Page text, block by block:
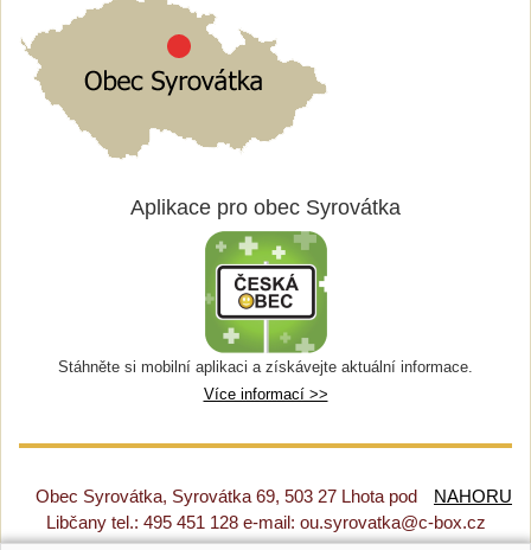
Aplikace pro obec Syrovátka
Stáhněte si mobilní aplikaci a získávejte aktuální informace.
Více informací >>
NAHORU
Obec Syrovátka, Syrovátka 69, 503 27 Lhota pod
Libčany tel.: 495 451 128 e-mail: ou.syrovatka@c-box.cz